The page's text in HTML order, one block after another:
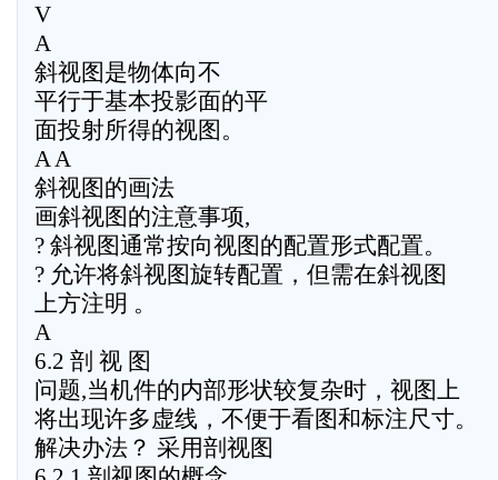
V
A
斜视图是物体向不
平行于基本投影面的平
面投射所得的视图。
A A
斜视图的画法
画斜视图的注意事项,
? 斜视图通常按向视图的配置形式配置。
? 允许将斜视图旋转配置，但需在斜视图
上方注明 。
A
6.2 剖 视 图
问题,当机件的内部形状较复杂时，视图上
将出现许多虚线，不便于看图和标注尺寸。
解决办法？ 采用剖视图